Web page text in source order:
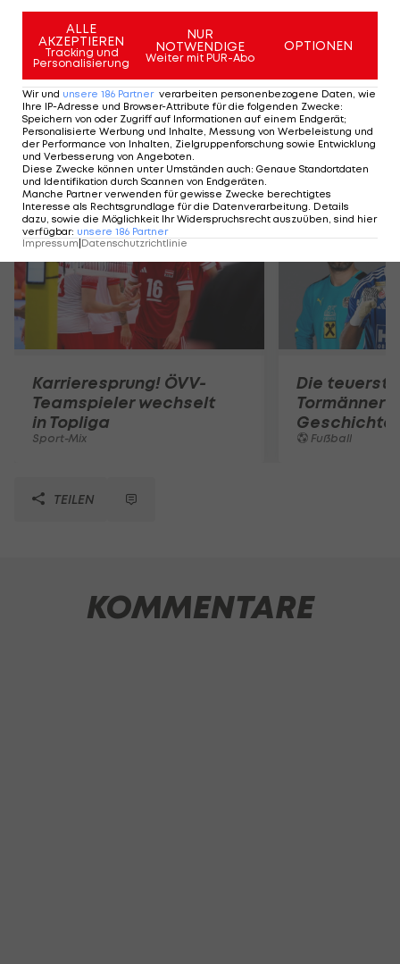
gutes Team, aber sie haben uns nicht überrascht.
Wir sind natürlich enttäuscht über die Niederlage,
denn wir haben sehr viel in dieses Spiel investiert.
Wir haben alles gegeben, aber es hat letztlich
nichts Zählbares gebracht."
Mehr zum Thema
Karrieresprung! ÖVV-
Teamspieler wechselt
in Topliga
Sport-Mix
Die
Tormänner
Geschichte
Fußball
TEILEN
KOMMENTARE
ALLE
AKZEPTIEREN
Tracking und
Personalisierung
NUR
NOTWENDIGE
Weiter mit PUR-Abo
OPTIONEN
Wir und unsere 186 Partner verarbeiten personenbezogene Daten, wie
Ihre IP-Adresse und Browser-Attribute für die folgenden Zwecke:
Speichern von oder Zugriff auf Informationen auf einem Endgerät;
Personalisierte Werbung und Inhalte, Messung von Werbeleistung und
der Performance von Inhalten, Zielgruppenforschung sowie Entwicklung
und Verbesserung von Angeboten
Diese Zwecke können unter Umständen auch: Genaue Standortdaten
und Identifikation durch Scannen von Endgeräten
Manche Partner verwenden für gewisse Zwecke berechtigtes
Interesse als Rechtsgrundlage für die Datenverarbeitung. Details
dazu, sowie die Möglichkeit Ihr Widerspruchsrecht auszuüben, sind hier
verfügbar: unsere 186 Partner
Impressum|Datenschutzrichtlinie